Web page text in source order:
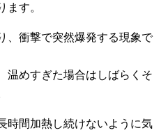
ます。
、衝撃で突然爆発する現象で
温めすぎた場合はしばらくそ
時間加熱し続けないように気